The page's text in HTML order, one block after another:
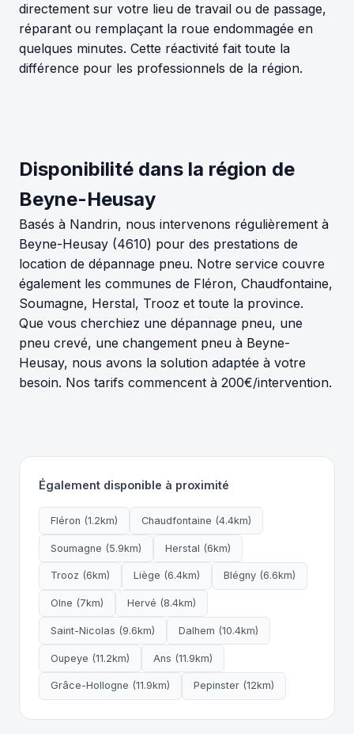
directement sur votre lieu de travail ou de passage,
réparant ou remplaçant la roue endommagée en
quelques minutes. Cette réactivité fait toute la
différence pour les professionnels de la région.
Disponibilité dans la région de
Beyne-Heusay
Basés à Nandrin, nous intervenons régulièrement à
Beyne-Heusay (4610) pour des prestations de
location de dépannage pneu. Notre service couvre
également les communes de Fléron, Chaudfontaine,
Soumagne, Herstal, Trooz et toute la province.
Que vous cherchiez une dépannage pneu, une
pneu crevé, une changement pneu à Beyne-
Heusay, nous avons la solution adaptée à votre
besoin. Nos tarifs commencent à 200€/intervention.
Également disponible à proximité
Fléron (1.2km) Chaudfontaine (4.4km)
Soumagne (5.9km) Herstal (6km)
Trooz (6km) Liège (6.4km) Blégny (6.6km)
Olne (7km) Hervé (8.4km)
Saint-Nicolas (9.6km) Dalhem (10.4km)
Oupeye (11.2km) Ans (11.9km)
Grâce-Hollogne (11.9km) Pepinster (12km)